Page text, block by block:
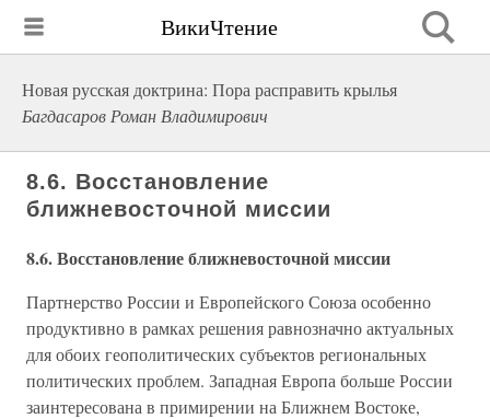
ВикиЧтение
Новая русская доктрина: Пора расправить крылья
Багдасаров Роман Владимирович
8.6. Восстановление
ближневосточной миссии
8.6. Восстановление ближневосточной миссии
Партнерство России и Европейского Союза особенно
продуктивно в рамках решения равнозначно актуальных
для обоих геополитических субъектов региональных
политических проблем. Западная Европа больше России
заинтересована в примирении на Ближнем Востоке,